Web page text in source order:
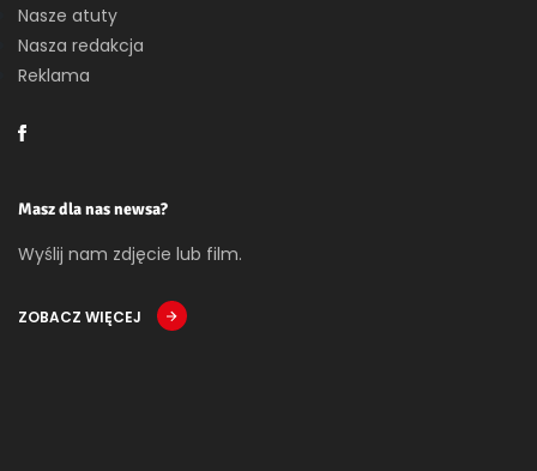
Nasze atuty
Nasza redakcja
Reklama
Masz dla nas newsa?
Wyślij nam zdjęcie lub film.
ZOBACZ WIĘCEJ